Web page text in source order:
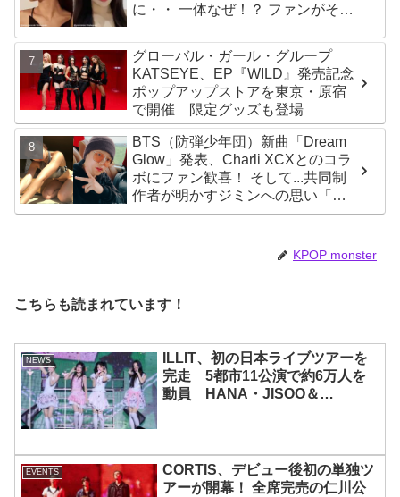
に・・ 一体なぜ！？ ファンがその
グローバル・ガール・グループ
KATSEYE、EP『WILD』発売記念
ポップアップストアを東京・原宿
で開催 限定グッズも登場
BTS（防弾少年団）新曲「Dream
Glow」発表、Charli XCXとのコラ
ボにファン歓喜！ そして...共同制
作者が明かすジミンへの思い「彼
の夢、そして彼の絶望から生まれ
KPOP monster
こちらも読まれています！
NEWS
ILLIT、初の日本ライブツアーを
完走 5都市11公演で約6万人を
動員 HANA・JISOO＆
EVENTS
CORTIS、デビュー後初の単独ツ
アーが開幕！ 全席完売の仁川公